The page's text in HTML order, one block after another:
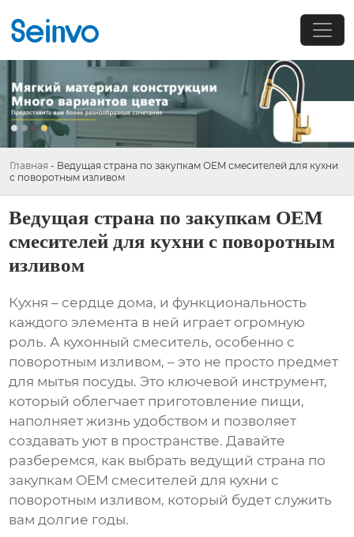
Главная - Ведущая страна по закупкам OEM смесителей для кухни
с поворотным изливом
Ведущая страна по закупкам OEM
смесителей для кухни с поворотным
изливом
Кухня – сердце дома, и функциональность
каждого элемента в ней играет огромную
роль. А кухонный смеситель, особенно с
поворотным изливом, – это не просто предмет
для мытья посуды. Это ключевой инструмент,
который облегчает приготовление пищи,
наполняет жизнь удобством и позволяет
создавать уют в пространстве. Давайте
разберемся, как выбрать ведущий страна по
закупкам OEM смесителей для кухни с
поворотным изливом, который будет служить
вам долгие годы.